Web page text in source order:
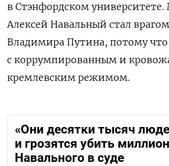
в Стэнфордском
Алексей Навальный стал
Владимира Путина, потому что
с коррумпированным и
кремлевским режимом.
«Они десятки тысяч
и грозятся убить
Навального в суде